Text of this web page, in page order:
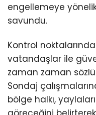
engellemeye
savundu.
Kontrol
vatandaşlar ile
zaman zaman
Sondaj
bölge halkı,